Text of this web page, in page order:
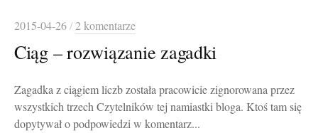
2015-04-26/2 komentarze
Ciąg – rozwiązanie zagadki
Zagadka z ciągiem liczb została pracowicie zignorowana przez
wszystkich trzech Czytelników tej namiastki bloga. Ktoś tam się
dopytywał o podpowiedzi w komentarz...